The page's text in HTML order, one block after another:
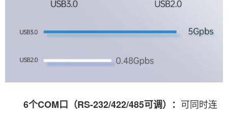
6个COM口（RS-232/422/485可调）： 可同时连